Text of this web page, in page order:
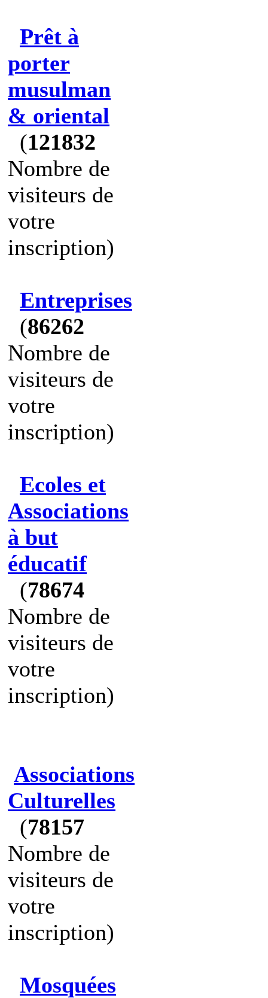
Prêt à
porter
musulman
& oriental
(121832
Nombre de
visiteurs de
votre
inscription)
Entreprises
(86262
Nombre de
visiteurs de
votre
inscription)
Ecoles et
Associations
à but
éducatif
(78674
Nombre de
visiteurs de
votre
inscription)
Associations
Culturelles
(78157
Nombre de
visiteurs de
votre
inscription)
Mosquées